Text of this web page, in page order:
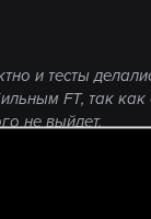
и тесты
FT, так как
не выйдет.
не должны
учитывать